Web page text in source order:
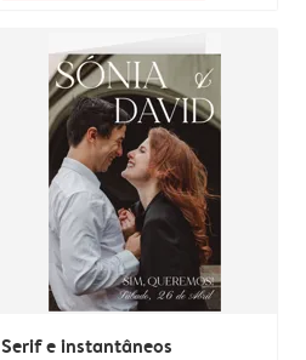
Serif e instantâneos